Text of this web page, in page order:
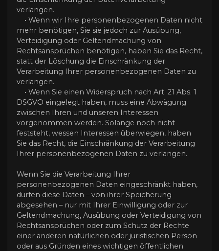
verlangen.
• Wenn wir Ihre personenbezogenen Daten nicht
mehr benötigen, Sie sie jedoch zur Ausübung,
Verteidigung oder Geltendmachung von
Rechtsansprüchen benötigen, haben Sie das Recht,
statt der Löschung die Einschränkung der
Verarbeitung Ihrer personenbezogenen Daten zu
verlangen.
• Wenn Sie einen Widerspruch nach Art. 21 Abs. 1
DSGVO eingelegt haben, muss eine Abwägung
zwischen Ihren und unseren Interessen
vorgenommen werden. Solange noch nicht
feststeht, wessen Interessen überwiegen, haben
Sie das Recht, die Einschränkung der Verarbeitung
Ihrer personenbezogenen Daten zu verlangen.
Wenn Sie die Verarbeitung Ihrer
personenbezogenen Daten eingeschränkt haben,
dürfen diese Daten – von ihrer Speicherung
abgesehen – nur mit Ihrer Einwilligung oder zur
Geltendmachung, Ausübung oder Verteidigung von
Rechtsansprüchen oder zum Schutz der Rechte
einer anderen natürlichen oder juristischen Person
oder aus Gründen eines wichtigen öffentlichen